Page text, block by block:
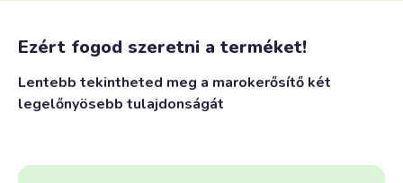
Ezért fogod szeretni a terméket!
Lentebb tekintheted meg a marokerősítő két
legelőnyösebb tulajdonságát